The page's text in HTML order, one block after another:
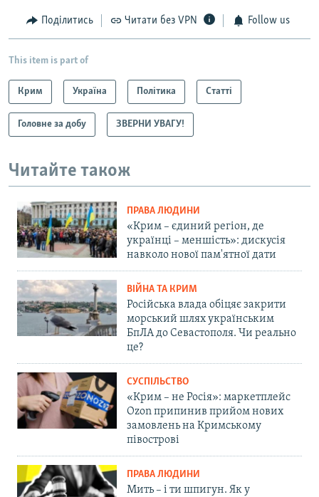
Поділитись Читати без VPN Follow us
This item is part of
Крим Україна Політика Статті
Головне за добу ЗВЕРНИ УВАГУ!
Читайте також
ПРАВА ЛЮДИНИ
«Крим – єдиний регіон, де
українці – меншість»: дискусія
навколо нової пам'ятної дати
ВІЙНА ТА КРИМ
Російська влада обіцяє закрити
морський шлях українським
БпЛА до Севастополя. Чи реально
це?
СУСПІЛЬСТВО
«Крим – не Росія»: маркетплейс
Ozon припинив прийом нових
замовлень на Кримському
півострові
ПРАВА ЛЮДИНИ
Мить – і ти шпигун. Як у